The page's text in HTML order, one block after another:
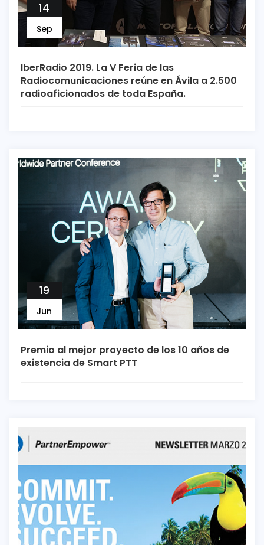
14
Sep
IberRadio 2019. La V Feria de las
Radiocomunicaciones reúne en Ávila a 2.500
radioaficionados de toda España.
19
Jun
Premio al mejor proyecto de los 10 años de
existencia de Smart PTT